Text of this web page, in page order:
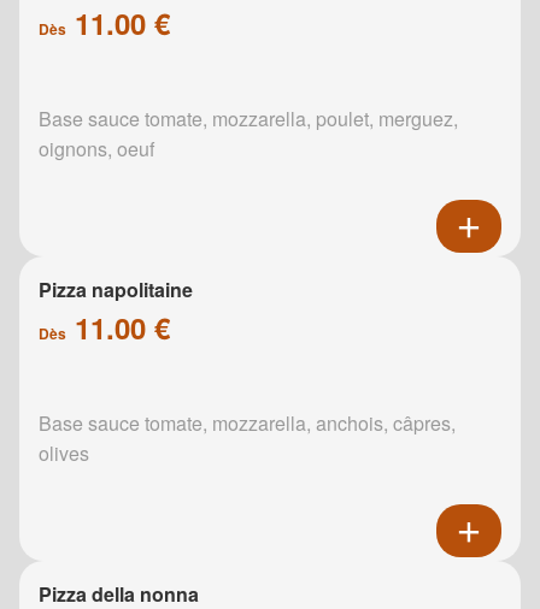
Dès 11.00 €
Base sauce tomate, mozzarella, poulet, merguez,
oignons, oeuf
Pizza napolitaine
Dès 11.00 €
Base sauce tomate, mozzarella, anchois, câpres,
olives
Pizza della nonna